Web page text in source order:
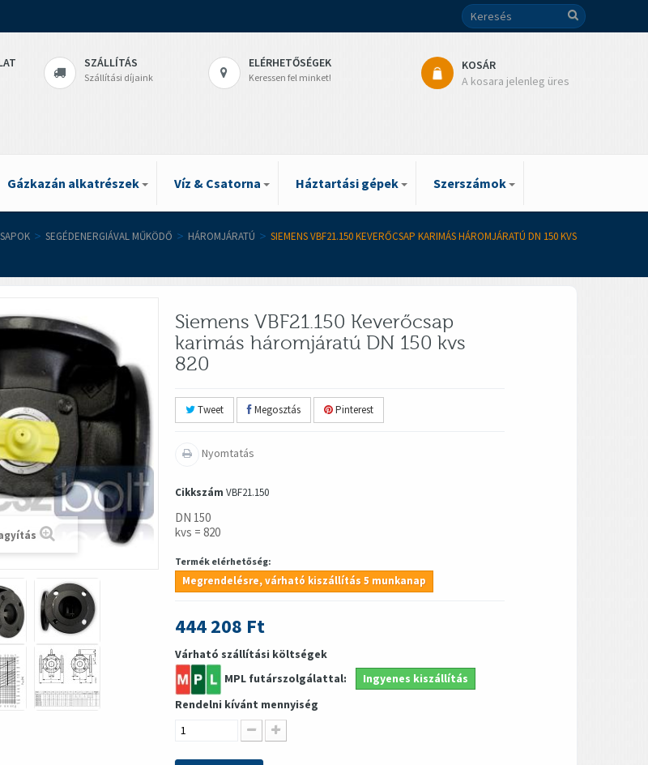
SZÁLLÍTÁS
Szállítási díjaink
ELÉRHETŐSÉGEK
Keressen fel minket!
KOSÁR
A kosara jelenleg üres
Gázkazán alkatrészek Víz & Csatorna Háztartási gépek Szerszámok
> SEGÉDENERGIÁVAL MŰKÖDŐ > HÁROMJÁRATÚ > SIEMENS VBF21.150 KEVERŐCSAP KARIMÁS HÁROMJÁRATÚ DN 150 KVS
Siemens VBF21.150 Keverőcsap
karimás háromjáratú DN 150 kvs
820
Tweet Megosztás Pinterest
Nyomtatás
Cikkszám VBF21.150
DN 150
kvs = 820
Termék elérhetőség:
Megrendelésre, várható kiszállítás 5 munkanap
444 208 Ft
Várható szállítási költségek
MPL futárszolgálattal:
Ingyenes kiszállítás
Rendelni kívánt mennyiség